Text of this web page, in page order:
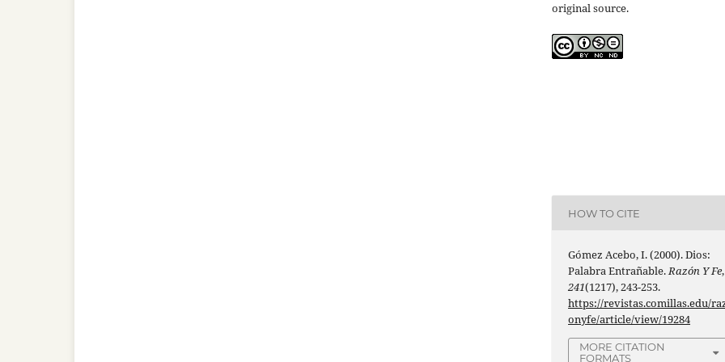
original source.
HOW TO CITE
Gómez Acebo, I. (2000). Dios:
Palabra Entrañable.Razón Y Fe,
241(1217), 243-253.
https://revistas.comillas.edu/
onyfe/article/view/19284
MORE CITATION
FORMATS